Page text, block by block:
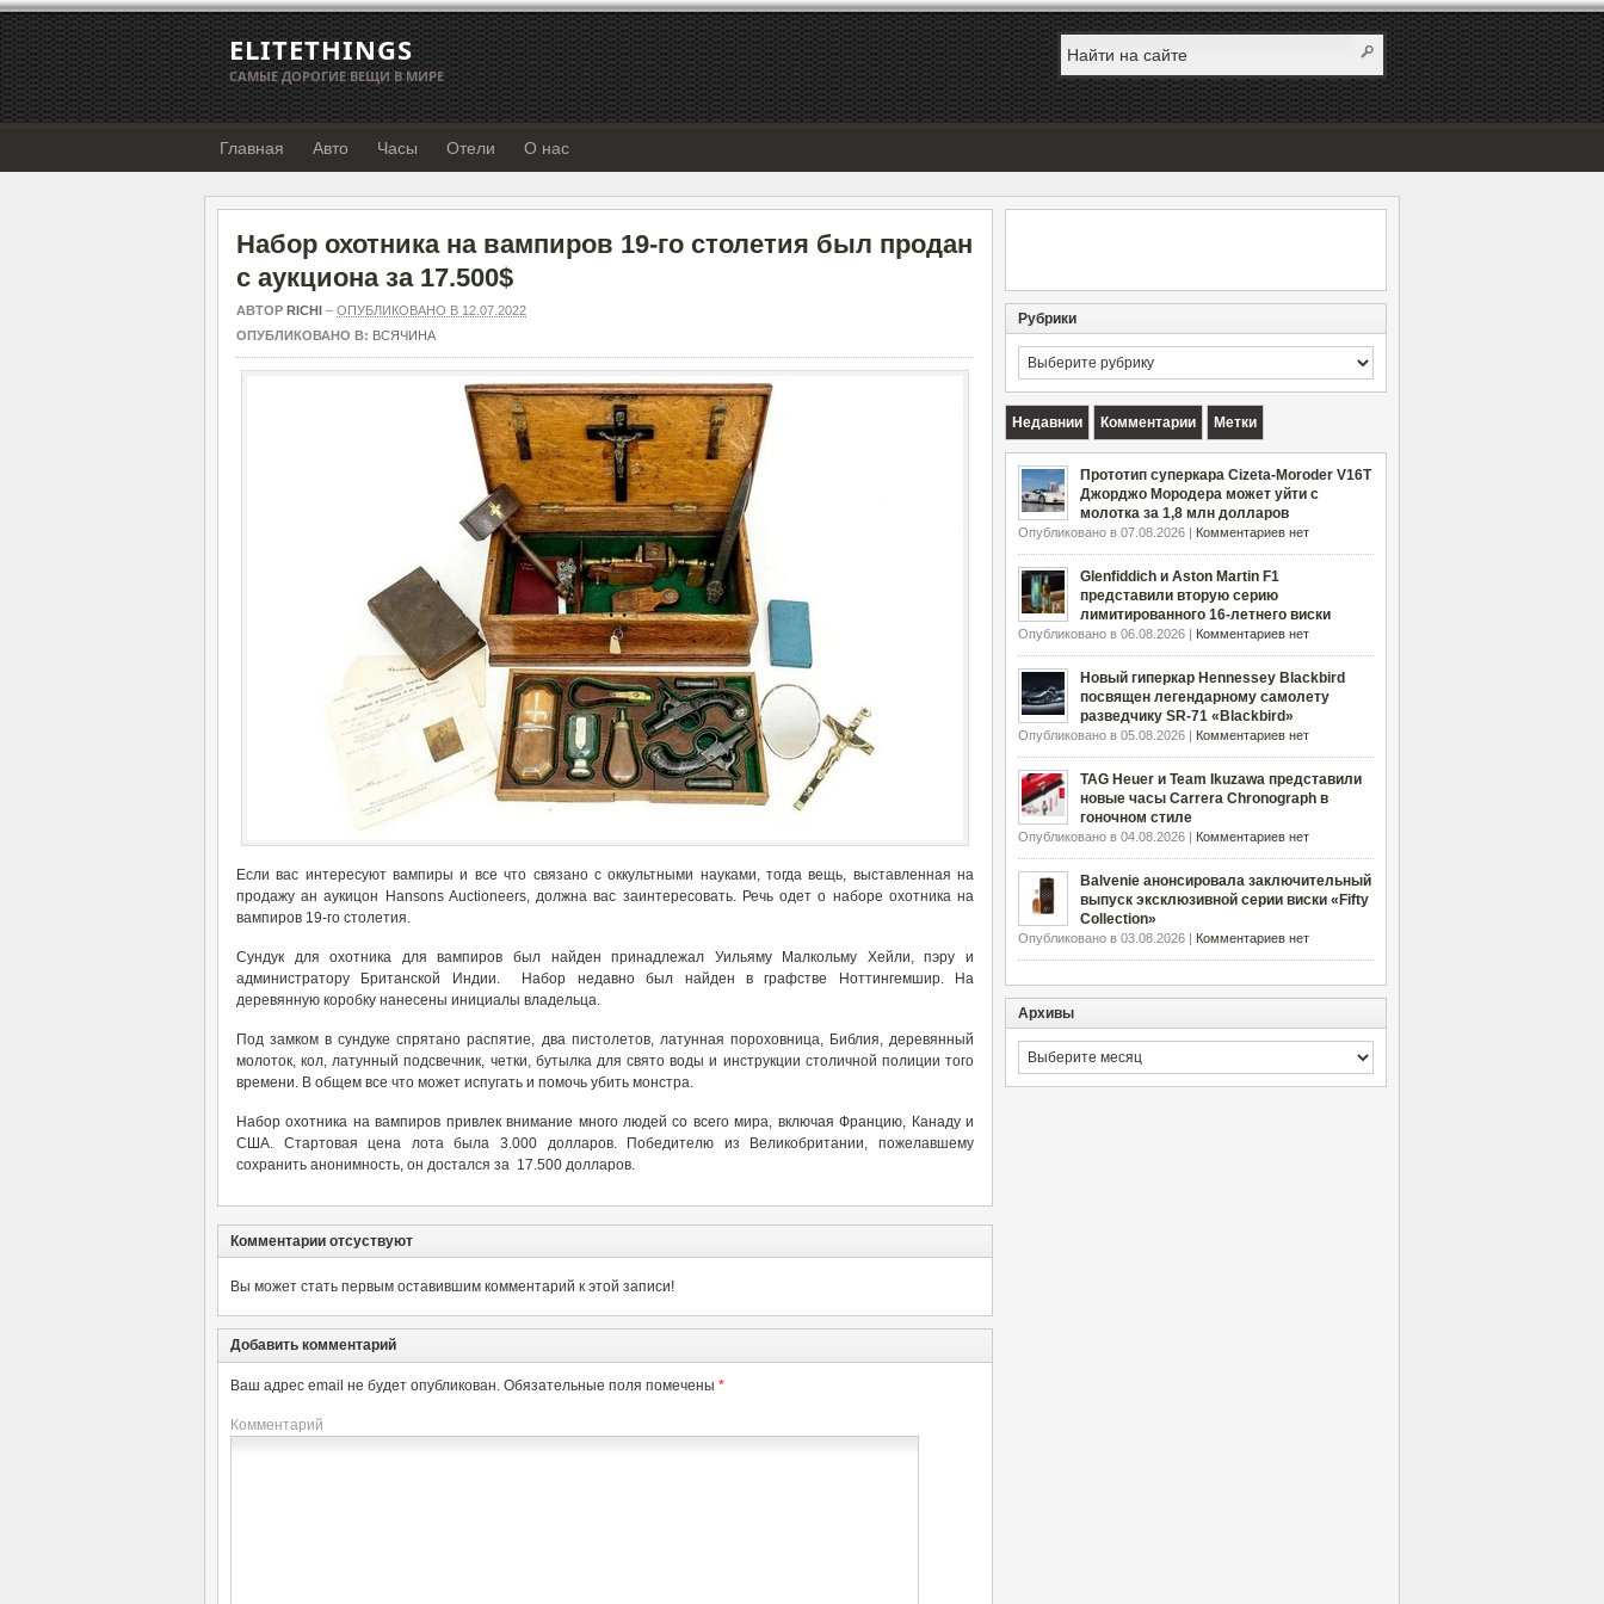
ELITETHINGS
САМЫЕ ДОРОГИЕ ВЕЩИ В МИРЕ
Главная Авто Часы Отели О нас
Набор охотника на вампиров 19-го столетия был продан
с аукциона за 17.500$
АВТОР RICHI – ОПУБЛИКОВАНО В 12.07.2022
ОПУБЛИКОВАНО В: ВСЯЧИНА
Если вас интересуют вампиры и все что связано с оккультными науками, тогда вещь, выставленная на
продажу ан аукицон Hansons Auctioneers, должна вас заинтересовать. Речь одет о наборе охотника на
вампиров 19-го столетия.
Сундук для охотника для вампиров был найден принадлежал Уильяму Малкольму Хейли, пэру и
администратору Британской Индии. Набор недавно был найден в графстве Ноттингемшир. На
деревянную коробку нанесены инициалы владельца.
Под замком в сундуке спрятано распятие, два пистолетов, латунная пороховница, Библия, деревянный
молоток, кол, латунный подсвечник, четки, бутылка для свято воды и инструкции столичной полиции того
времени. В общем все что может испугать и помочь убить монстра.
Набор охотника на вампиров привлек внимание много людей со всего мира, включая Францию, Канаду и
США. Стартовая цена лота была 3.000 долларов. Победителю из Великобритании, пожелавшему
сохранить анонимность, он достался за 17.500 долларов.
Комментарии отсуствуют
Вы может стать первым оставившим комментарий к этой записи!
Добавить комментарий
Ваш адрес email не будет опубликован. Обязательные поля помечены *
Комментарий
Рубрики
Рубрики
Недавнии Комментарии Метки
Прототип суперкара Cizeta-Moroder V16T
Джорджо Мородера может уйти с
молотка за 1,8 млн долларов
Опубликовано в 07.08.2026 | Комментариев нет
Glenfiddich и Aston Martin F1
представили вторую серию
лимитированного 16-летнего виски
Опубликовано в 06.08.2026 | Комментариев нет
Новый гиперкар Hennessey Blackbird
посвящен легендарному самолету
разведчику SR-71 «Blackbird»
Опубликовано в 05.08.2026 | Комментариев нет
TAG Heuer и Team Ikuzawa представили
новые часы Carrera Chronograph в
гоночном стиле
Опубликовано в 04.08.2026 | Комментариев нет
Balvenie анонсировала заключительный
выпуск эксклюзивной серии виски «Fifty
Collection»
Опубликовано в 03.08.2026 | Комментариев нет
Архивы
Архивы